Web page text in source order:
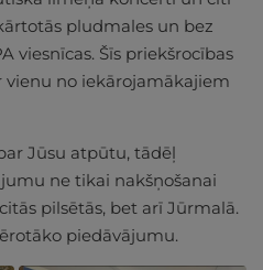
pludmales un bez
viesnīcas. Šīs priekšrocības
no iekārojamākajiem
Jūsu atpūtu, tādēļ
ne tikai nakšņošanai
pilsētās, bet arī Jūrmalā.
piedāvājumu.